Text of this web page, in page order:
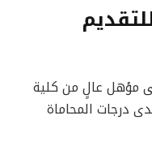
مؤهل عالٍ من كلية
درجات المحاماة